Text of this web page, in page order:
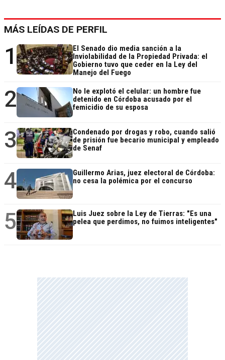
MÁS LEÍDAS DE PERFIL
1
El Senado dio media sanción a la
Inviolabilidad de la Propiedad Privada: el
Gobierno tuvo que ceder en la Ley del
Manejo del Fuego
2
No le explotó el celular: un hombre fue
detenido en Córdoba acusado por el
femicidio de su esposa
3
Condenado por drogas y robo, cuando salió
de prisión fue becario municipal y empleado
de Senaf
4
Guillermo Arias, juez electoral de Córdoba:
no cesa la polémica por el concurso
5
Luis Juez sobre la Ley de Tierras: "Es una
pelea que perdimos, no fuimos inteligentes"